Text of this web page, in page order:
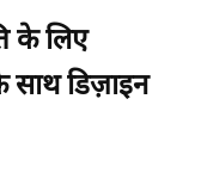
के लिए
साथ डिज़ाइन